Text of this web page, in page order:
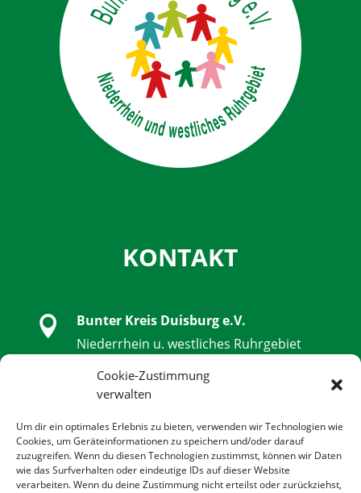
Cookie-Zustimmung
verwalten
Um dir ein optimales Erlebnis zu bieten, verwenden wir Technologien wie
Cookies, um Geräteinformationen zu speichern und/oder darauf
zuzugreifen. Wenn du diesen Technologien zustimmst, können wir Daten
wie das Surfverhalten oder eindeutige IDs auf dieser Website
verarbeiten. Wenn du deine Zustimmung nicht erteilst oder zurückziehst,
KONTAKT

Bunter Kreis Duisburg e.V.
Niederrhein u. westliches Ruhrgebiet
 0203 - 9 85 79 14 - 14